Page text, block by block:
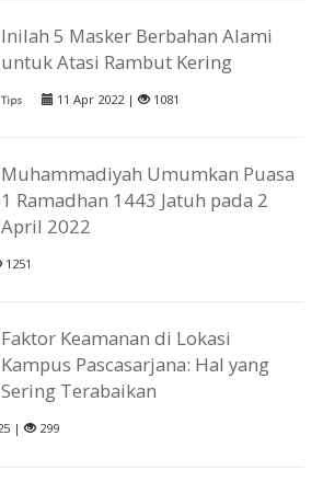
Inilah 5 Masker Berbahan Alami
untuk Atasi Rambut Kering
Tips 11 Apr 2022 | 1081
Muhammadiyah Umumkan Puasa
1 Ramadhan 1443 Jatuh pada 2
April 2022
1251
Faktor Keamanan di Lokasi
Kampus Pascasarjana: Hal yang
Sering Terabaikan
| 299